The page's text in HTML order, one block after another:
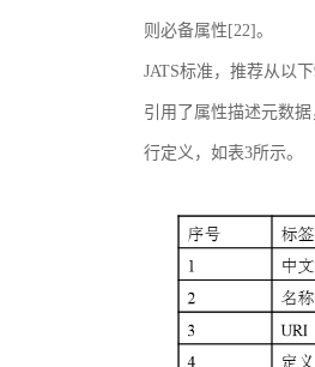
则必备属性[22]。
JATS标准，推荐从以
引用了属性描述元数
行定义，如表3所示。